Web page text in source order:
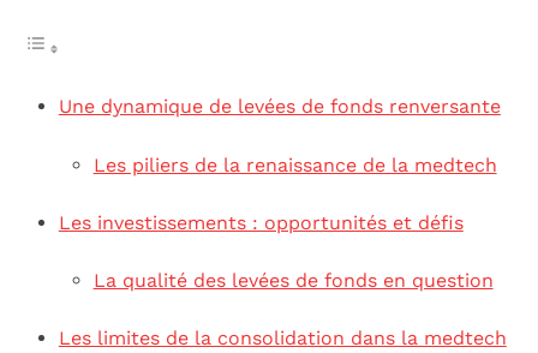
Une dynamique de levées de fonds renversante
Les piliers de la renaissance de la medtech
Les investissements : opportunités et défis
La qualité des levées de fonds en question
Les limites de la consolidation dans la medtech